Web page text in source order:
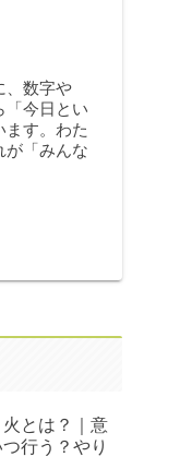
、数字や
「今日とい
ます。わた
が「みんな
とは？｜意
行う？やり